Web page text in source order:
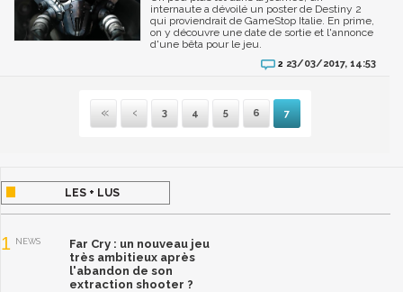
internaute a dévoilé un poster de Destiny 2
qui proviendrait de GameStop Italie. En prime,
on y découvre une date de sortie et l'annonce
d'une bêta pour le jeu.
2 23/03/2017, 14:53
Première
Précédente
3 4 5 6 7
LES + LUS
1 NEWS
Far Cry : un nouveau jeu
très ambitieux après
l'abandon de son
extraction shooter ?